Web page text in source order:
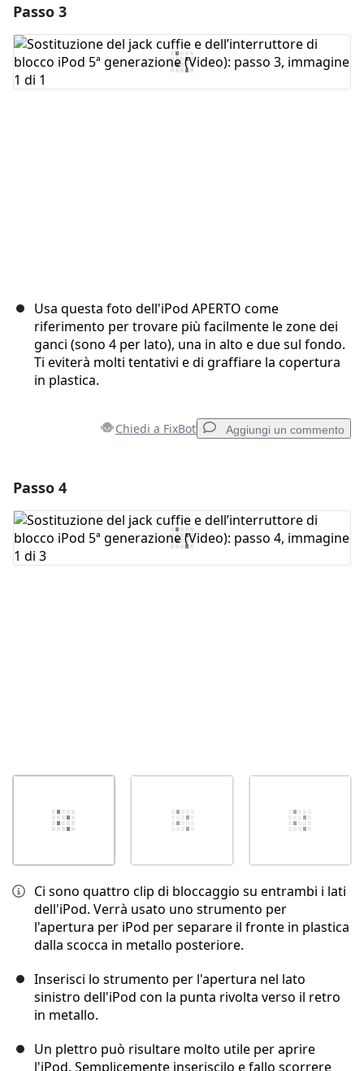
Aggiungi Commento
Passo 3
Usa questa foto dell'iPod APERTO come
riferimento per trovare più facilmente le zone dei
ganci (sono 4 per lato), una in alto e due sul fondo.
Ti eviterà molti tentativi e di graffiare la copertura
in plastica.
Chiedi a FixBot Aggiungi un commento
Aggiungi Commento
Passo 4
Ci sono quattro clip di bloccaggio su entrambi i lati
dell'iPod. Verrà usato uno strumento per
l'apertura per iPod per separare il fronte in plastica
dalla scocca in metallo posteriore.
Inserisci lo strumento per l'apertura nel lato
sinistro dell'iPod con la punta rivolta verso il retro
in metallo.
Un plettro può risultare molto utile per aprire
l'iPod. Semplicemente inseriscilo e fallo scorrere